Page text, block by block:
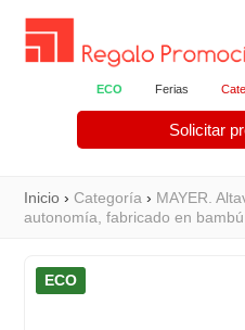
ECO Ferias
Solicitar
Inicio ›Categoría › MAYER.
autonomía, fabricado en
ECO